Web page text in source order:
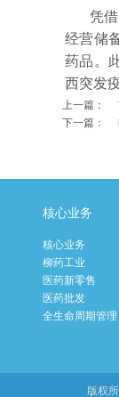
凭借
经营储
药品。
西突发
上一篇：
下一篇：
核心业务
核心业务
柳药工业
医药新零售
医药批发
全生命周期管理
版权